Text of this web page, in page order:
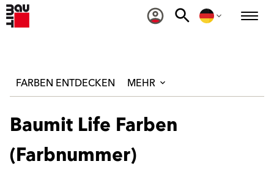
FARBEN ENTDECKEN MEHR
Baumit Life Farben
(Farbnummer)